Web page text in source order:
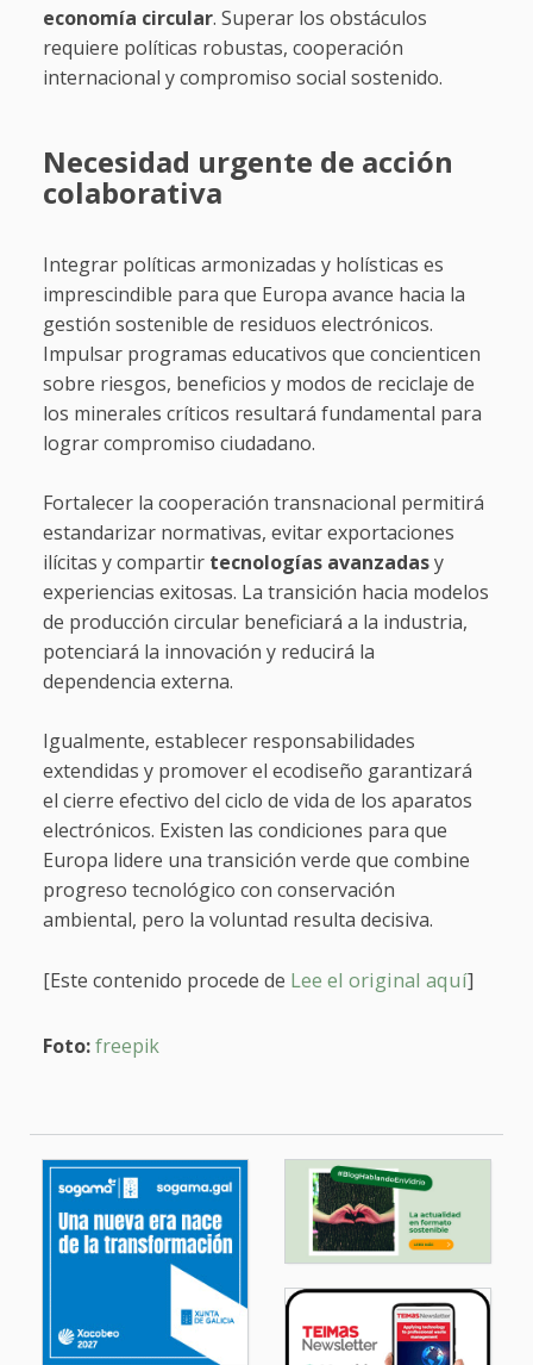
economía circular. Superar los obstáculos
requiere políticas robustas, cooperación
internacional y compromiso social sostenido.
Necesidad urgente de acción
colaborativa
Integrar políticas armonizadas y holísticas es
imprescindible para que Europa avance hacia la
gestión sostenible de residuos electrónicos.
Impulsar programas educativos que concienticen
sobre riesgos, beneficios y modos de reciclaje de
los minerales críticos resultará fundamental para
lograr compromiso ciudadano.
Fortalecer la cooperación transnacional permitirá
estandarizar normativas, evitar exportaciones
ilícitas y compartir tecnologías avanzadasy
experiencias exitosas. La transición hacia modelos
de producción circular beneficiará a la industria,
potenciará la innovación y reducirá la
dependencia externa.
Igualmente, establecer responsabilidades
extendidas y promover el ecodiseño garantizará
el cierre efectivo del ciclo de vida de los aparatos
electrónicos. Existen las condiciones para que
Europa lidere una transición verde que combine
progreso tecnológico con conservación
ambiental, pero la voluntad resulta decisiva.
[Este contenido procede de Lee el original aquí]
Foto:freepik